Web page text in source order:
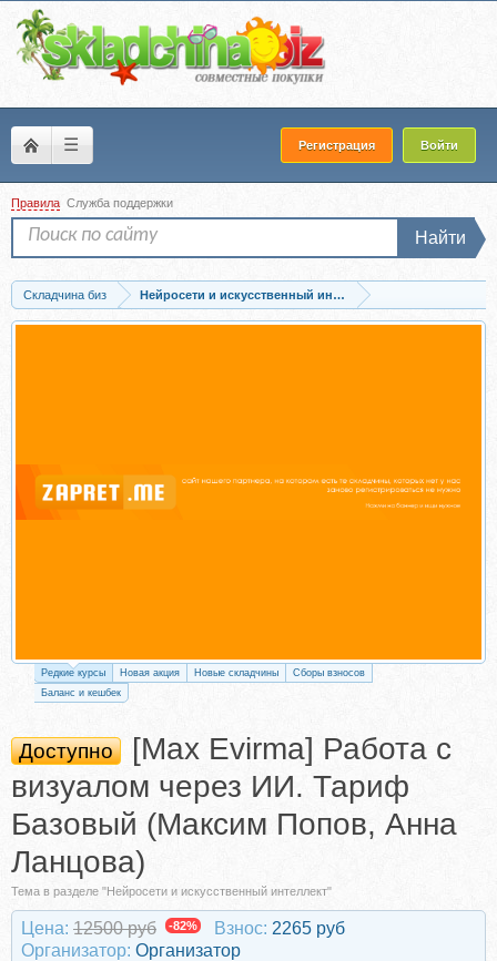
☰ Регистрация Войти
Правила Служба поддержки
Найти
Складчина биз
Нейросети и искусственный интеллект
Скачать [Max Evirma] Работа с визуалом через ИИ. Тариф Базовый (Максим...
Редкие курсы Новая акция Новые складчины
Сборы взносов
Баланс и кешбек
Доступно
[Max Evirma] Работа с
визуалом через ИИ. Тариф
Базовый (Максим Попов, Анна
Ланцова)
Тема в разделе "Нейросети и искусственный интеллект"
Цена: 12500 руб -82% Взнос: 2265 руб
Организатор: Организатор